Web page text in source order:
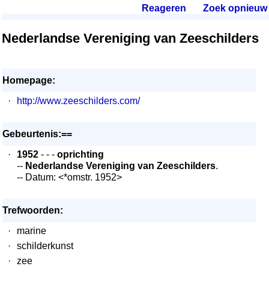
Reageren Zoek opnieuw.
Nederlandse Vereniging van Zeeschilders
Homepage:
·
http://www.zeeschilders.com/
Gebeurtenis:==
·
1952 - - - oprichting
-- Nederlandse Vereniging van Zeeschilders.
-- Datum: <*omstr. 1952>
Trefwoorden:
·
marine
·
schilderkunst
·
zee